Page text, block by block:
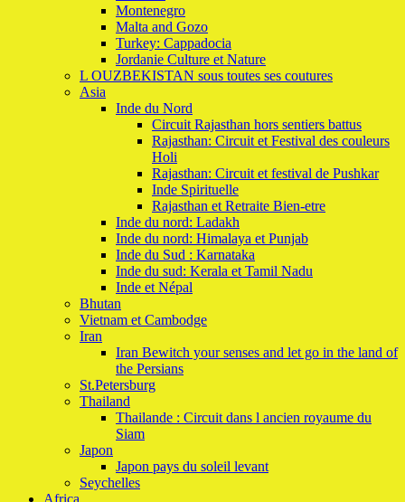
Montenegro
Malta and Gozo
Turkey: Cappadocia
Jordanie Culture et Nature
L OUZBEKISTAN sous toutes ses coutures
Asia
Inde du Nord
Circuit Rajasthan hors sentiers battus
Rajasthan: Circuit et Festival des couleurs
Holi
Rajasthan: Circuit et festival de Pushkar
Inde Spirituelle
Rajasthan et Retraite Bien-etre
Inde du nord: Ladakh
Inde du nord: Himalaya et Punjab
Inde du Sud : Karnataka
Inde du sud: Kerala et Tamil Nadu
Inde et Népal
Bhutan
Vietnam et Cambodge
Iran
Iran Bewitch your senses and let go in the land of
the Persians
St.Petersburg
Thailand
Thailande : Circuit dans l ancien royaume du
Siam
Japon
Japon pays du soleil levant
Seychelles
Africa